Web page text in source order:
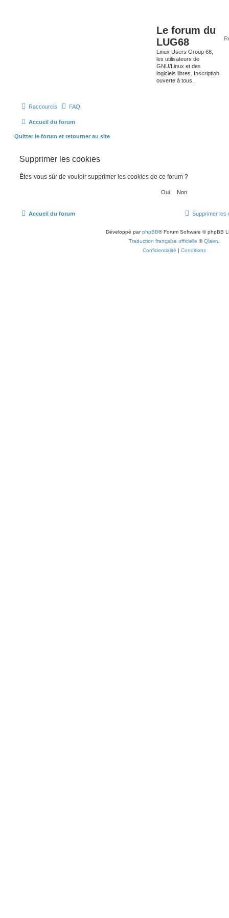
Le forum du
LUG68
Linux Users Group 68,
les utilisateurs de
GNU/Linux et des
logiciels libres. Inscription
ouverte à tous.
Raccourcis FAQ
Accueil du forum
Quitter le forum et retourner au site
Supprimer les cookies
Êtes-vous sûr de vouloir supprimer les cookies de ce forum ?
Accueil du forum Supprimer les
Développé parphpBB® Forum Software © phpBB
Traduction française officielle ©Qiaeru
Confidentialité | Conditions